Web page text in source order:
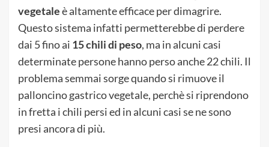
vegetaleè altamente efficace per dimagrire.
Questo sistema infatti permetterebbe di perdere
dai 5 fino ai 15 chili di peso, ma in alcuni casi
determinate persone hanno perso anche 22 chili. Il
problema semmai sorge quando si rimuove il
palloncino gastrico vegetale, perchè si riprendono
in fretta i chili persi ed in alcuni casi se ne sono
presi ancora di più.